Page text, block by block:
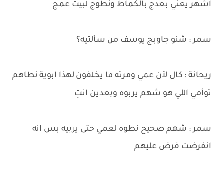
اشهر يعني بعدج بالكماط ونطوج لبيت عمج
سمر : شنو جاوبج يوسف من سألتيه؟
ريحانة : كال لأن عمي ومرته ما يخلفون لهذا ابوية نطاهم
توأمي اللي هو شهم يربوه وبعدين انتِ
سمر : شهم صحيح نطوه لعمي حتى يربيه بس انه
انفرضت فرض عليهم